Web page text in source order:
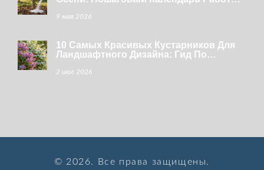
9 мая 2026
10 Самых Красивых Кустарников Для
Ландшафтного Дизайна: Гид По
2 июл 2026
© 2026. Все права защищены.